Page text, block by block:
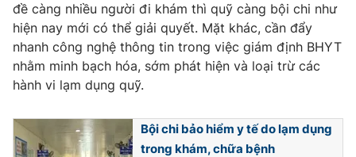
VTV4 Vươn mình bằng AI
VTV9 VTV8
đề càng nhiều người đi khám thì quỹ càng bội chi như
hiện nay mới có thể giải quyết. Mặt khác, cần đẩy
nhanh công nghệ thông tin trong việc giám định BHYT
nhằm minh bạch hóa, sớm phát hiện và loại trừ các
hành vi lạm dụng quỹ.
Bội chi bảo hiểm y tế do lạm dụng
trong khám, chữa bệnh